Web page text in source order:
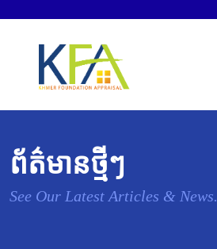
ព័ត៌មានថ្មីៗ
See Our Latest Articles & News.